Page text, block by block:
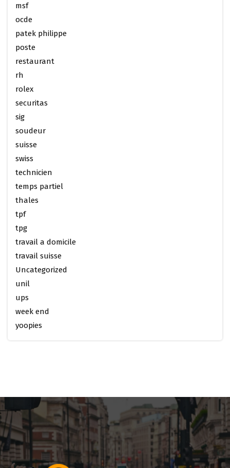
msf
ocde
patek philippe
poste
restaurant
rh
rolex
securitas
sig
soudeur
suisse
swiss
technicien
temps partiel
thales
tpf
tpg
travail a domicile
travail suisse
Uncategorized
unil
ups
week end
yoopies